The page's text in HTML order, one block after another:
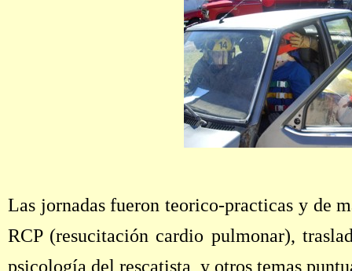
Las jornadas fueron teorico-practicas y de
RCP (resucitación cardio pulmonar),
psicología del rescatista, y otros temas